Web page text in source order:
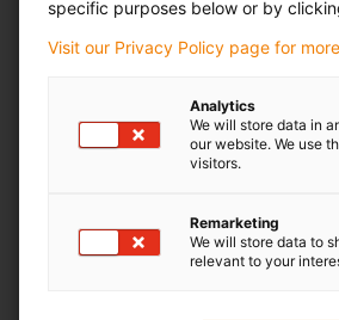
specific purposes below or by
Visit our Privacy Policy page for more
Analytics
We will store data in
our website. We use
visitors.
Remarketing
We will store data to
relevant to your